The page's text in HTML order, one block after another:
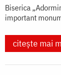
Biserica
important
citește mai